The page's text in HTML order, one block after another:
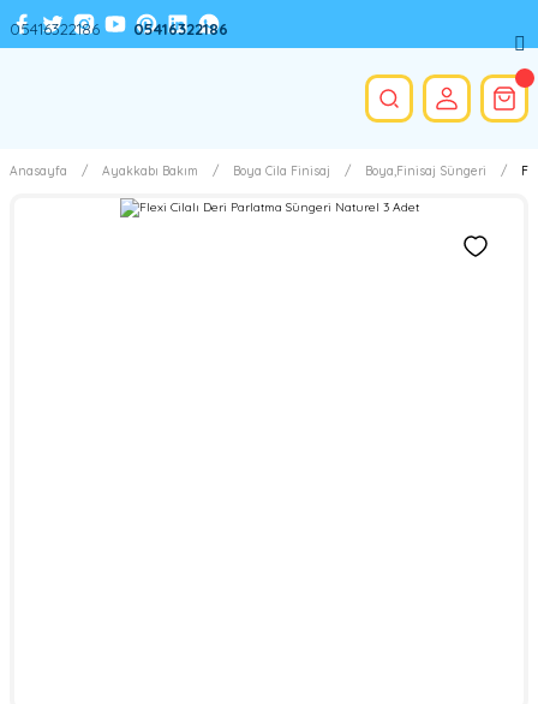
Anasayfa Ayakkabı Bakım Boya Cila Finisaj Boya,Finisaj Süngeri
05416322186 05416322186